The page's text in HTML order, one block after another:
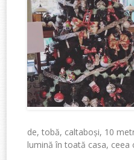
de, tobă, caltaboși, 10
lumină în toată casa, ceea